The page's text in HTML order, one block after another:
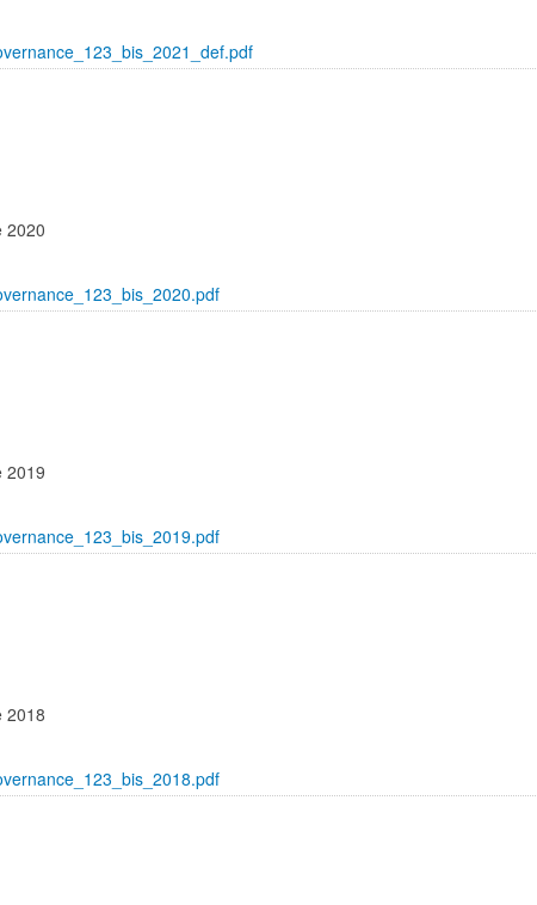
2020
2019
2018